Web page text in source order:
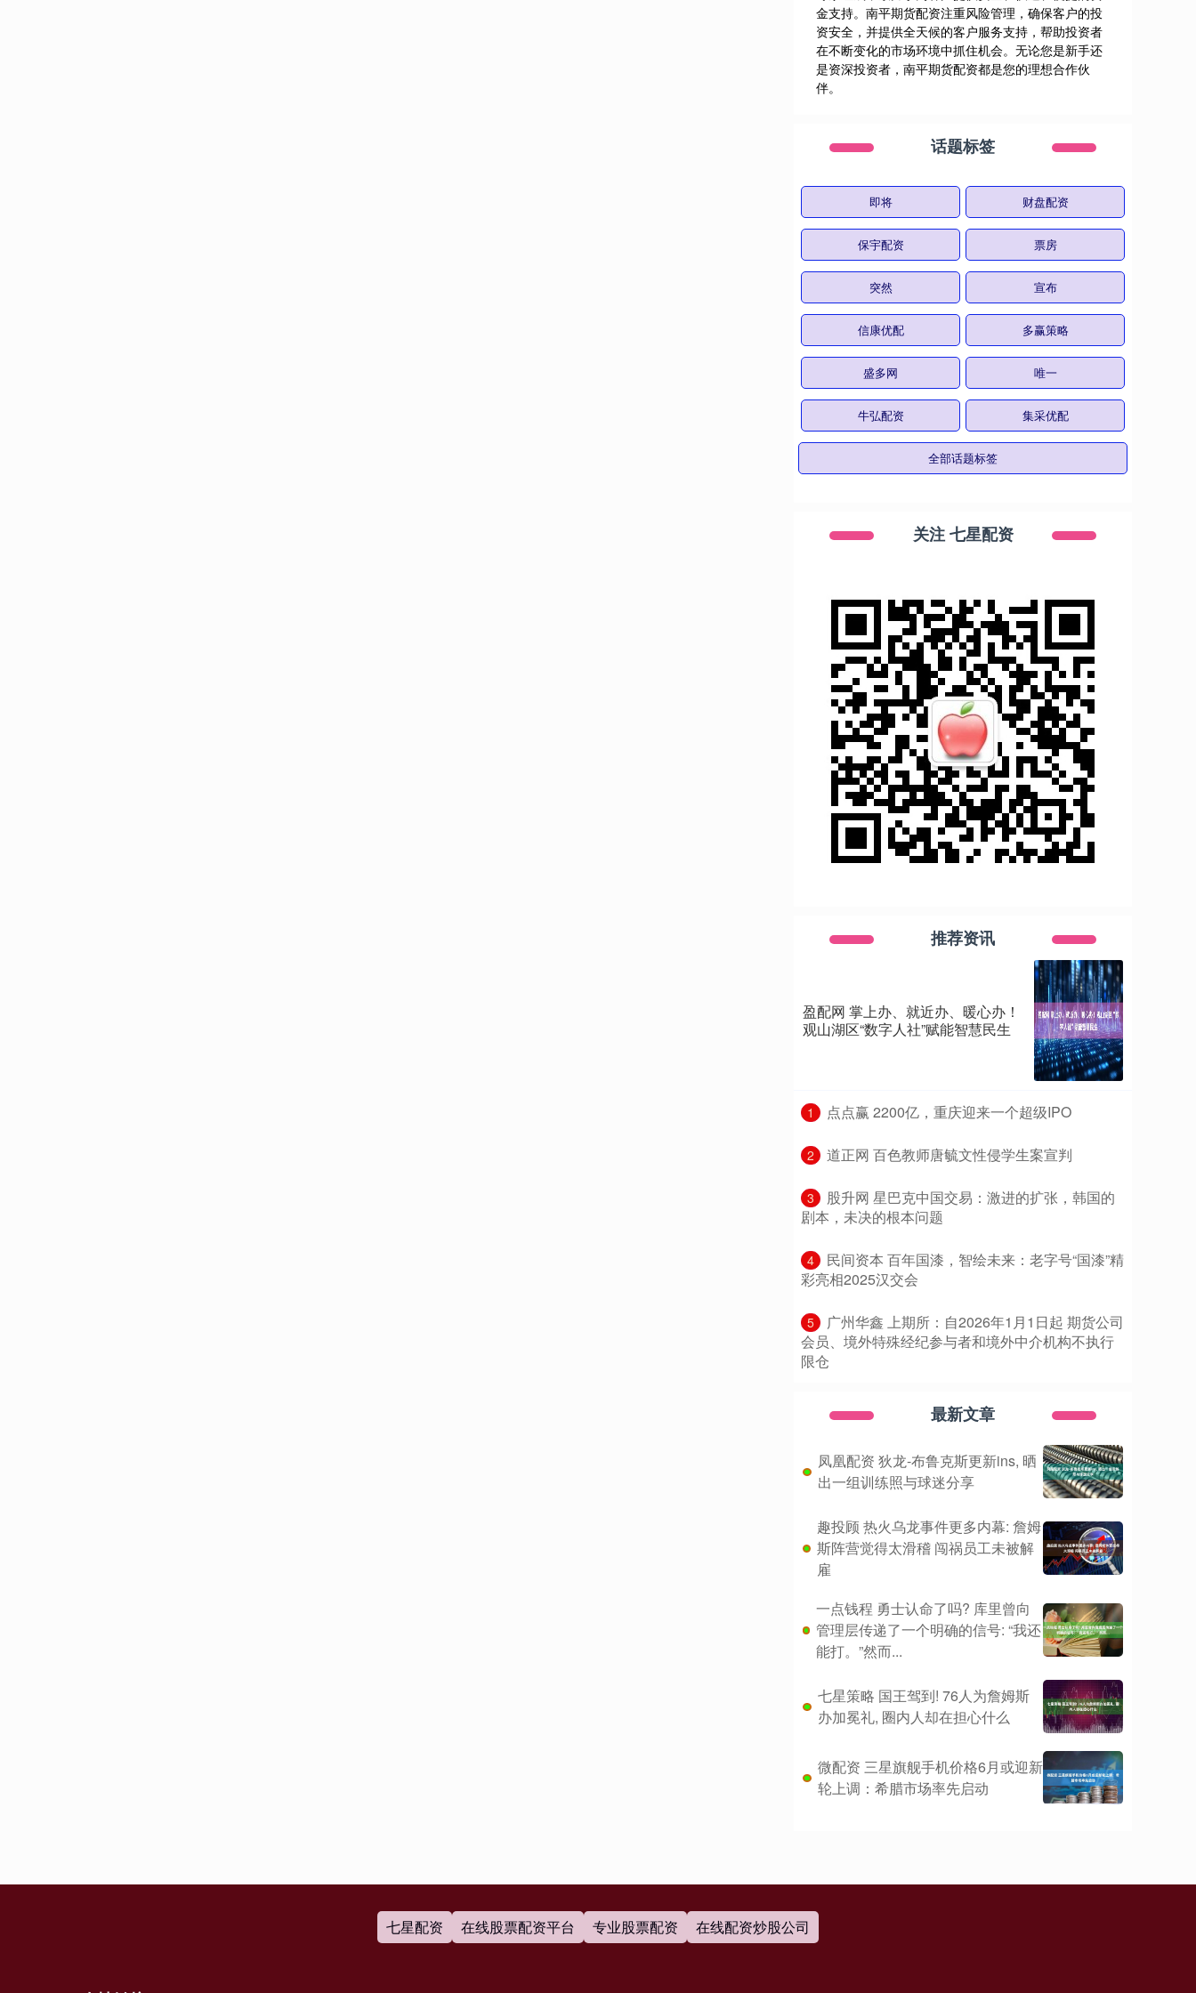
金支持。南平期货配资注重风险管理，确保客户的投
资安全，并提供全天候的客户服务支持，帮助投资者
在不断变化的市场环境中抓住机会。无论您是新手还
是资深投资者，南平期货配资都是您的理想合作伙
伴。
话题标签
即将 财盘配资
保宇配资 票房
突然 宣布
信康优配 多赢策略
盛多网 唯一
牛弘配资 集采优配
全部话题标签
关注 七星配资
推荐资讯
盈配网 掌上办、就近办、暖心办！
观山湖区“数字人社”赋能智慧民生
1 ​点点赢 2200亿，重庆迎来一个超级IPO
2 ​道正网 百色教师唐毓文性侵学生案宣判
3
​股升网 星巴克中国交易：激进的扩张，韩国的
剧本，未决的根本问题
4
​民间资本 百年国漆，智绘未来：老字号“国漆”精
彩亮相2025汉交会
5
​广州华鑫 上期所：自2026年1月1日起 期货公司
会员、境外特殊经纪参与者和境外中介机构不执行
限仓
最新文章
凤凰配资 狄龙-布鲁克斯更新ins, 晒
出一组训练照与球迷分享
趣投顾 热火乌龙事件更多内幕: 詹姆
斯阵营觉得太滑稽 闯祸员工未被解
雇
一点钱程 勇士认命了吗? 库里曾向
管理层传递了一个明确的信号: “我还
能打。”然而...
七星策略 国王驾到! 76人为詹姆斯
办加冕礼, 圈内人却在担心什么
微配资 三星旗舰手机价格6月或迎新
轮上调：希腊市场率先启动
七星配资 在线股票配资平台 专业股票配资 在线配资炒股公司